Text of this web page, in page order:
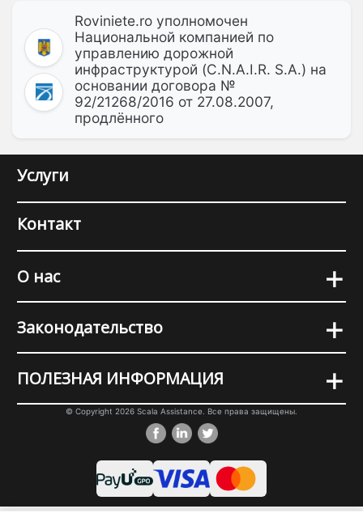
Roviniete.ro уполномочен
Национальной компанией по
управлению дорожной
инфраструктурой (C.N.A.I.R. S.A.) на
основании договора №
92/21268/2016 от 27.08.2007,
продлённого
Услуги
Контакт
О нас +
Законодательство +
ПОЛЕЗНАЯ ИНФОРМАЦИЯ +
© Copyright 2026 Scala Assistance. Все права защищены.